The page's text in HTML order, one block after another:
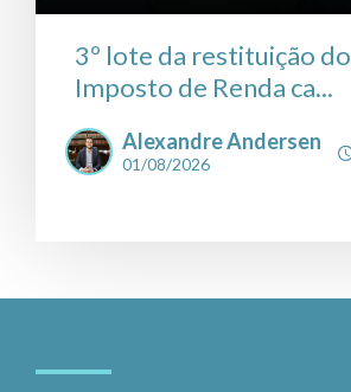
3º lote da restituição do
Imposto de Renda ca...
Alexandre Andersen
01/08/2026